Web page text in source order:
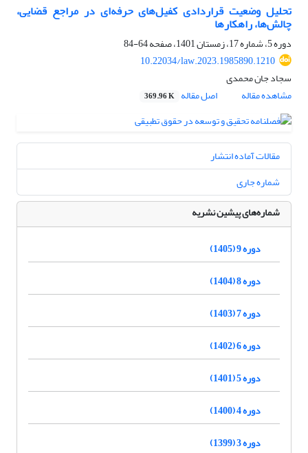
تحلیل وضعیت قراردادی کفیل‌های حرفه‌ای در مراجع قضایی،
چالش‌ها، راهکارها
دوره 5، شماره 17، زمستان 1401، صفحه
64-84
10.22034/law.2023.1985890.1210
سجاد جان محمدی
مشاهده مقاله
اصل مقاله 369.96 K
مقالات آماده انتشار
شماره جاری
شماره‌های پیشین نشریه
دوره 9 (1405)
دوره 8 (1404)
دوره 7 (1403)
دوره 6 (1402)
دوره 5 (1401)
دوره 4 (1400)
دوره 3 (1399)